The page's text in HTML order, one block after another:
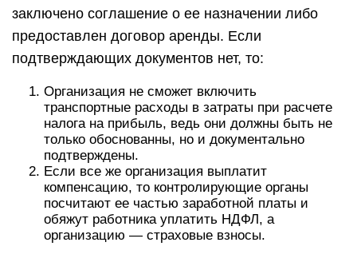
заключено соглашение о ее назначении либо
предоставлен договор аренды. Если
подтверждающих документов нет, то:
Организация не сможет включить
транспортные расходы в затраты при расчете
налога на прибыль, ведь они должны быть не
только обоснованны, но и документально
подтверждены.
Если все же организация выплатит
компенсацию, то контролирующие органы
посчитают ее частью заработной платы и
обяжут работника уплатить НДФЛ, а
организацию — страховые взносы.